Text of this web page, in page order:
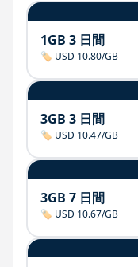
1GB 3 日間
🏷️ USD 10.80/GB
3GB 3 日間
🏷️ USD 10.47/GB
3GB 7 日間
🏷️ USD 10.67/GB